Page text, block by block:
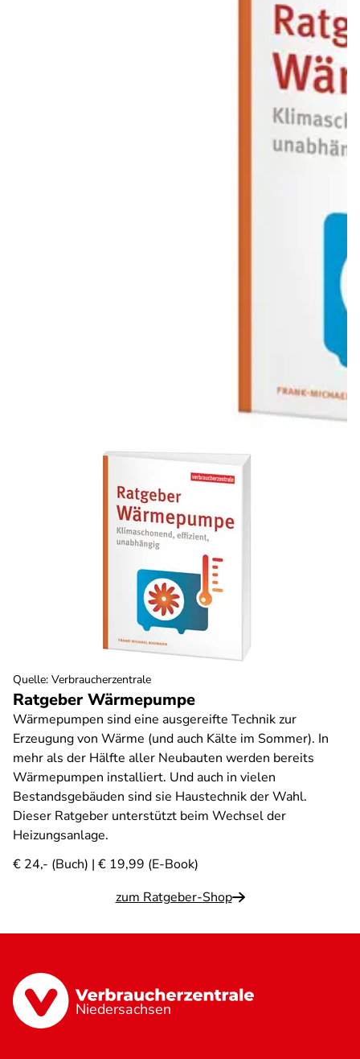
Ratgeber Wärmepumpe
Wärmepumpen sind eine ausgereifte Technik zur
Erzeugung von Wärme (und auch Kälte im Sommer). In
mehr als der Hälfte aller Neubauten werden bereits
Wärmepumpen installiert. Und auch in vielen
Bestandsgebäuden sind sie Haustechnik der Wahl.
Dieser Ratgeber unterstützt beim Wechsel der
Heizungsanlage.
€ 24,- (Buch) | € 19,99 (E-Book)
zum Ratgeber-Shop
Quelle: Verbraucherzentrale
Niedersachsen